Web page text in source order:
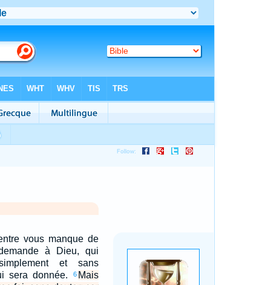
vous manque de
à Dieu, qui
et sans
sera donnée.
6 Mais